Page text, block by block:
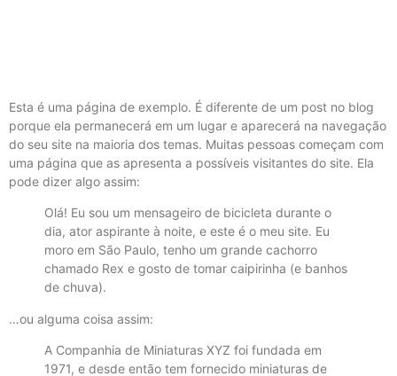
Esta é uma página de exemplo. É diferente de um post no blog
porque ela permanecerá em um lugar e aparecerá na navegação
do seu site na maioria dos temas. Muitas pessoas começam com
uma página que as apresenta a possíveis visitantes do site. Ela
pode dizer algo assim:
Olá! Eu sou um mensageiro de bicicleta durante o
dia, ator aspirante à noite, e este é o meu site. Eu
moro em São Paulo, tenho um grande cachorro
chamado Rex e gosto de tomar caipirinha (e banhos
de chuva).
…ou alguma coisa assim:
A Companhia de Miniaturas XYZ foi fundada em
1971, e desde então tem fornecido miniaturas de